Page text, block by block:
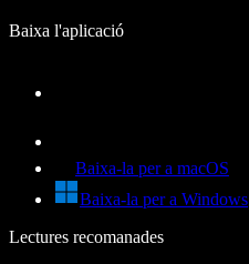
Baixa l'aplicació
Baixa-la per a macOS
Baixa-la per a Windows
Lectures recomanades